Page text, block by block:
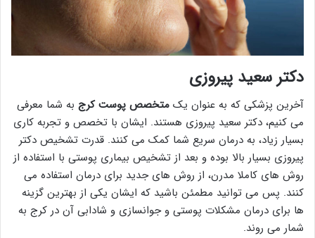
دکتر سعید پیروزی
آخرین پزشکی که به عنوان یک متخصص پوست کرج به شما معرفی
می کنیم، دکتر سعید پیروزی هستند. ایشان با تخصص و تجربه کاری
بسیار زیاد، به درمان سریع شما کمک می کنند. قدرت تشخیص دکتر
پیروزی بسیار بالا بوده و بعد از تشخیص بیماری پوستی با استفاده از
روش های کاملا مدرن، از روش های جدید برای درمان استفاده می
کنند. پس می توانید مطمئن باشید که ایشان یکی از بهترین گزینه
ها برای درمان مشکلات پوستی و جوانسازی و شادابی آن در کرج به
شمار می روند.